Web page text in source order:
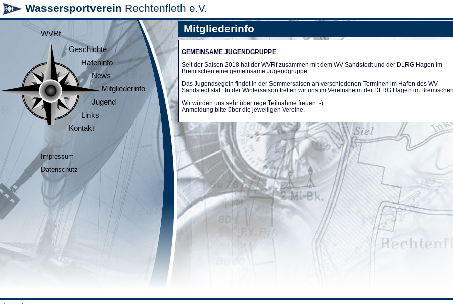
Wassersportverein Rechtenfleth e.V.
WVRf
Geschichte
Hafeninfo
News
Mitgliederinfo
Jugend
Links
Kontakt
Impressum
Datenschutz
Mitgliederinfo
GEMEINSAME JUGENDGRUPPE
Seit der Saison 2018 hat der WVRf zusammen mit dem WV Sandstedt und der DLRG Hagen im
Bremischen eine gemeinsame Jugendgruppe.
Das Jugendsegeln findet in der Sommersaison an verschiedenen Terminen im Hafen des WV
Sandstedt statt. In der Wintersaison treffen wir uns im Vereinsheim der DLRG Hagen im
Wir würden uns sehr über rege Teilnahme freuen :-)
Anmeldung bitte über die jeweiligen Vereine.